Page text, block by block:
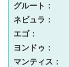
グルート：　
ネビュラ：　
エ
ヨンド
マンティス：